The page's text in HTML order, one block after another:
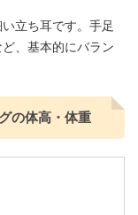
立ち耳です。手足
、基本的にバラン
の体高・体重